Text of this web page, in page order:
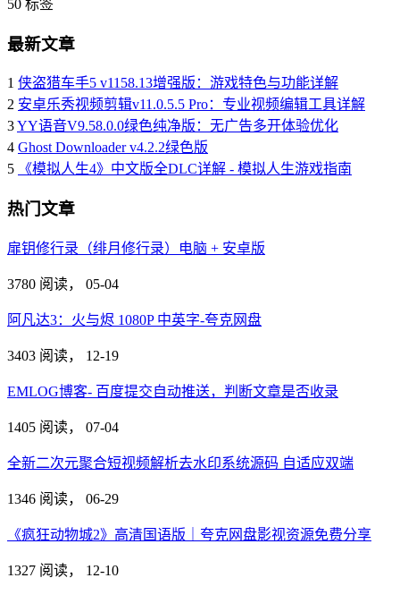
50 标签
最新文章
1 侠盗猎车手5 v1158.13增强版：游戏特色与功能详解
2 安卓乐秀视频剪辑v11.0.5.5 Pro：专业视频编辑工具详解
3YY语音V9.58.0.0绿色纯净版：无广告多开体验优化
4 Ghost Downloader v4.2.2绿色版
5
《模拟人生4》中文版全DLC详解 - 模拟人生游戏指南
热门文章
扉钥修行录（绯月修行录）电脑 + 安卓版
3780 阅读， 05-04
阿凡达3：火与烬 1080P 中英字-夸克网盘
3403 阅读， 12-19
EMLOG博客- 百度提交自动推送，判断文章是否收录
1405 阅读， 07-04
全新二次元聚合短视频解析去水印系统源码 自适应双端
1346 阅读， 06-29
《疯狂动物城2》高清国语版｜夸克网盘影视资源免费分享
1327 阅读， 12-10